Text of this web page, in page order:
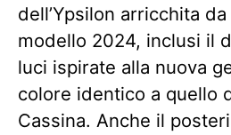
dell’Ypsilon arricchita
modello 2024, inclusi il
luci ispirate alla nuova
colore identico a quello
Cassina. Anche il